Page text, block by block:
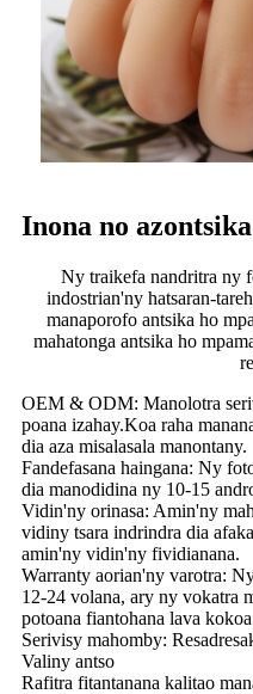
Inona no
Ny traikefa nandritra ny
indostrian'ny hatsaran-
manaporofo antsika ho
mahatonga antsika ho
OEM & ODM: Manolotra
poana izahay.Koa raha
dia aza misalasala manontany.
Fandefasana haingana: Ny
dia manodidina ny 10-15
Vidin'ny orinasa: Amin'ny
vidiny tsara indrindra dia
amin'ny vidin'ny fividianana.
Warranty aorian'ny varotra:
12-24 volana, ary ny vokatra
potoana fiantohana lava
Serivisy mahomby:
Valiny antso
Rafitra fitantanana kalitao